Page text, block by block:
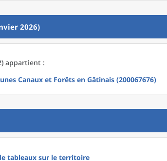
2026)
appartient :
Canaux et Forêts en Gâtinais (200067676)
tableaux sur le territoire